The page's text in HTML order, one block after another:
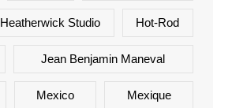
Heatherwick Studio Hot-Rod
Jean Benjamin Maneval
Mexico Mexique